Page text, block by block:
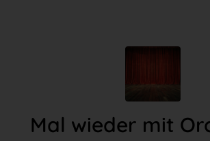
Mal wieder mit